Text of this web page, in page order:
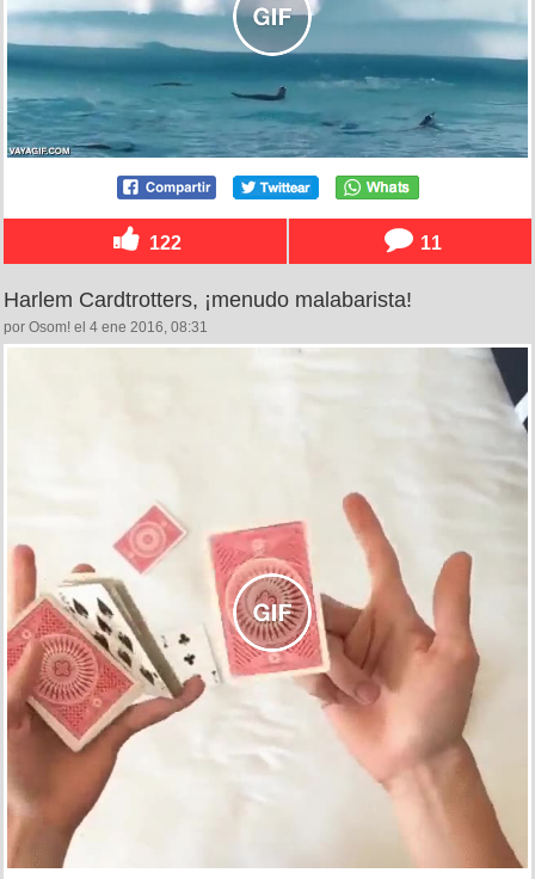
122 11
Harlem Cardtrotters, ¡menudo malabarista!
por Osom! el 4 ene 2016, 08:31